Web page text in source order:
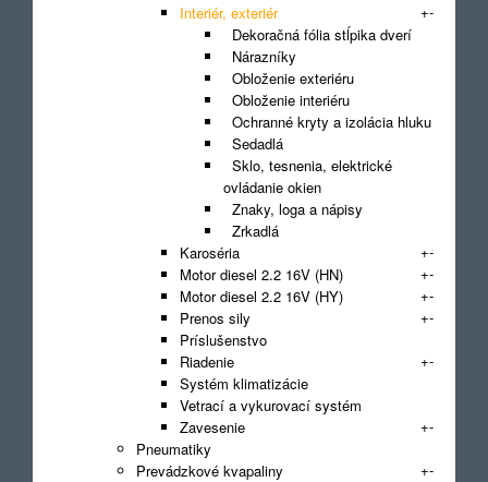
Interiér, exteriér
+-
Dekoračná fólia stĺpika dverí
Nárazníky
Obloženie exteriéru
Obloženie interiéru
Ochranné kryty a izolácia hluku
Sedadlá
Sklo, tesnenia, elektrické
ovládanie okien
Znaky, loga a nápisy
Zrkadlá
Karoséria
+-
Motor diesel 2.2 16V (HN)
+-
Motor diesel 2.2 16V (HY)
+-
Prenos sily
+-
Príslušenstvo
Riadenie
+-
Systém klimatizácie
Vetrací a vykurovací systém
Zavesenie
+-
Pneumatiky
Prevádzkové kvapaliny
+-